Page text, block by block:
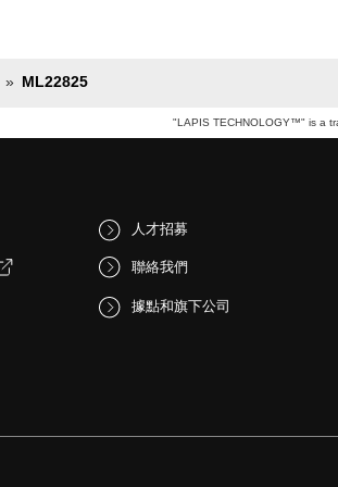
"LAPIS TECHNOLOGY™" is a
ML22825
人才招募
聯絡我們
據點和旗下公司